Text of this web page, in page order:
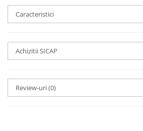
Caracteristici
Achizitii SICAP
Review-uri(0)